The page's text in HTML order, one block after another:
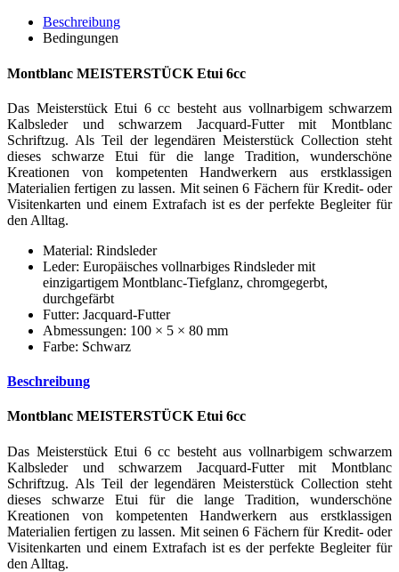
Beschreibung
Bedingungen
Montblanc MEISTERSTÜCK Etui 6cc
Das Meisterstück Etui 6 cc besteht aus vollnarbigem schwarzem
Kalbsleder und schwarzem Jacquard-Futter mit Montblanc
Schriftzug. Als Teil der legendären Meisterstück Collection steht
dieses schwarze Etui für die lange Tradition, wunderschöne
Kreationen von kompetenten Handwerkern aus erstklassigen
Materialien fertigen zu lassen. Mit seinen 6 Fächern für Kredit- oder
Visitenkarten und einem Extrafach ist es der perfekte Begleiter für
den Alltag.
Material: Rindsleder
Leder: Europäisches vollnarbiges Rindsleder mit
einzigartigem Montblanc-Tiefglanz, chromgegerbt,
durchgefärbt
Futter: Jacquard-Futter
Abmessungen: 100 × 5 × 80 mm
Farbe: Schwarz
Beschreibung
Montblanc MEISTERSTÜCK Etui 6cc
Das Meisterstück Etui 6 cc besteht aus vollnarbigem schwarzem
Kalbsleder und schwarzem Jacquard-Futter mit Montblanc
Schriftzug. Als Teil der legendären Meisterstück Collection steht
dieses schwarze Etui für die lange Tradition, wunderschöne
Kreationen von kompetenten Handwerkern aus erstklassigen
Materialien fertigen zu lassen. Mit seinen 6 Fächern für Kredit- oder
Visitenkarten und einem Extrafach ist es der perfekte Begleiter für
den Alltag.